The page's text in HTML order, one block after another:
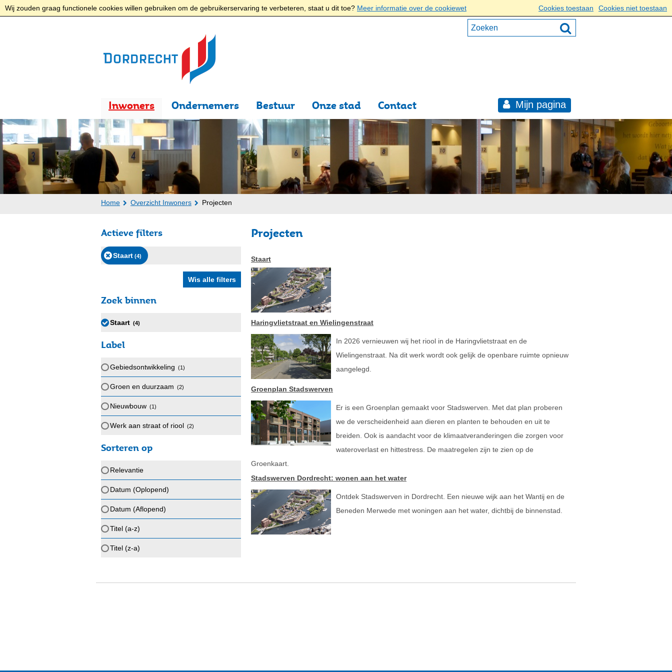
Wij zouden graag functionele cookies willen gebruiken om de gebruikerservaring te verbeteren, staat u dit toe? Meer informatie over de cookiewet Cookies toestaan Cookies niet toestaan
Inwoners Ondernemers Bestuur Onze stad Contact Mijn pagina
Home Overzicht Inwoners Projecten
Projecten
Staart
Haringvlietstraat en Wielingenstraat
In 2026 vernieuwen wij het riool in de Haringvlietstraat en de
Wielingenstraat. Na dit werk wordt ook gelijk de openbare ruimte opnieuw
aangelegd.
Groenplan Stadswerven
Er is een Groenplan gemaakt voor Stadswerven. Met dat plan proberen
we de verscheidenheid aan dieren en planten te behouden en uit te
breiden. Ook is aandacht voor de klimaatveranderingen die zorgen voor
wateroverlast en hittestress. De maatregelen zijn te zien op de
Groenkaart.
Stadswerven Dordrecht: wonen aan het water
Ontdek Stadswerven in Dordrecht. Een nieuwe wijk aan het Wantij en de
Beneden Merwede met woningen aan het water, dichtbij de binnenstad.
Actieve filters
Staart (4)
Zoek binnen
Staart (4)
Label
Gebiedsontwikkeling (1)
Groen en duurzaam (2)
Nieuwbouw (1)
Werk aan straat of riool (2)
Sorteren op
Relevantie
Datum (Oplopend)
Datum (Aflopend)
Titel (a-z)
Titel (z-a)